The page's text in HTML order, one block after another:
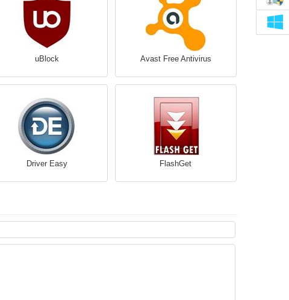
uBlock Avast Free Antivirus
Driver Easy FlashGet